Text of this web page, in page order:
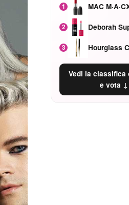
1
2
3
Vedi la classifica
e vota ↓